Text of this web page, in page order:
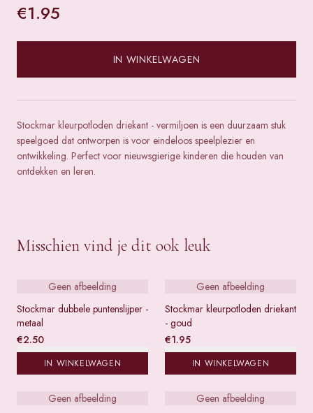
€1.95
IN WINKELWAGEN
Stockmar kleurpotloden driekant - vermiljoen is een duurzaam stuk
speelgoed dat ontworpen is voor eindeloos speelplezier en
ontwikkeling. Perfect voor nieuwsgierige kinderen die houden van
ontdekken en leren.
Misschien vind je dit ook leuk
Geen afbeelding
Stockmar dubbele puntenslijper -
metaal
€2.50
IN WINKELWAGEN
Geen afbeelding
Stockmar kleurpotloden driekant
- goud
€1.95
IN WINKELWAGEN
Geen afbeelding
Geen afbeelding